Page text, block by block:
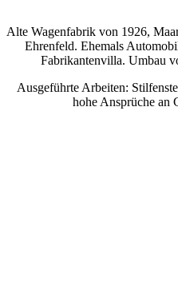
Alte Wagenfabrik von 1926,
Ehrenfeld. Ehemals
Fabrikantenvilla. Umbau
Ausgeführte Arbeiten:
hohe Ansprüche an